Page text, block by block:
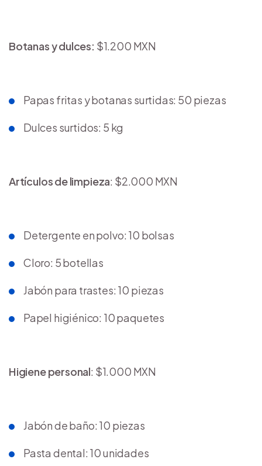
Botanas y dulces: $1.200 MXN
Papas fritas y botanas surtidas: 50 piezas
Dulces surtidos: 5 kg
Artículos de limpieza: $2.000 MXN
Detergente en polvo: 10 bolsas
Cloro: 5 botellas
Jabón para trastes: 10 piezas
Papel higiénico: 10 paquetes
Higiene personal: $1.000 MXN
Jabón de baño: 10 piezas
Pasta dental: 10 unidades